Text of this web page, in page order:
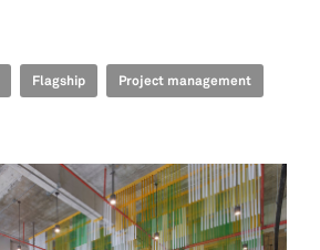
Flagship Project management